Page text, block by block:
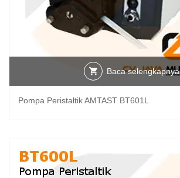
Baca selengkapnya
Pompa Peristaltik AMTAST BT601L